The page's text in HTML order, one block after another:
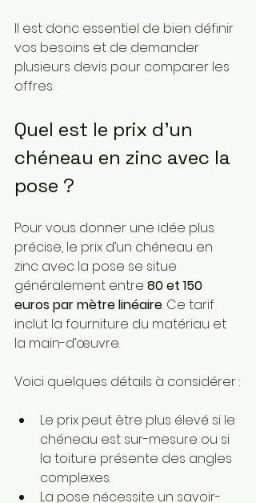
Il est donc essentiel de bien définir
vos besoins et de demander
plusieurs devis pour comparer les
offres.
Quel est le prix d'un
chéneau en zinc avec la
pose ?
Pour vous donner une idée plus
précise, le prix d’un chéneau en
zinc avec la pose se situe
généralement entre 80 et 150
euros par mètre linéaire. Ce tarif
inclut la fourniture du matériau et
la main-d’œuvre.
Voici quelques détails à considérer :
Le prix peut être plus élevé si le
chéneau est sur-mesure ou si
la toiture présente des angles
complexes.
La pose nécessite un savoir-